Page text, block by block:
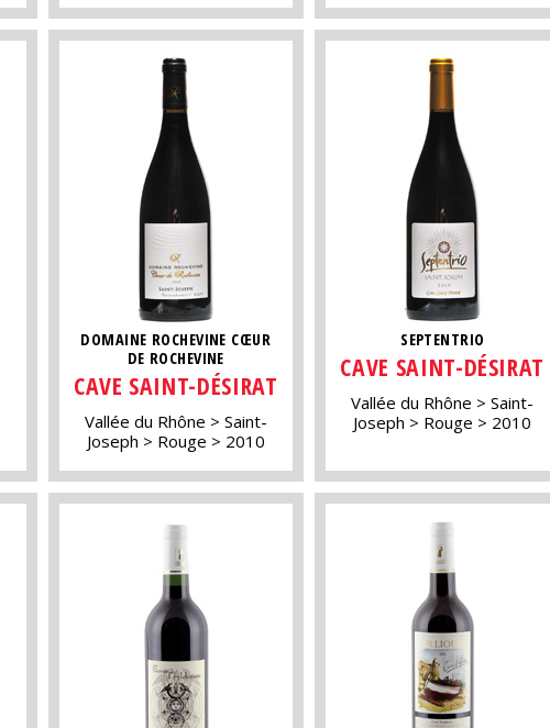
DOMAINE ROCHEVINE CŒUR
DE ROCHEVINE
CAVE SAINT-DÉSIRAT
Vallée du Rhône
Saint-
Joseph
Rouge 2010
SEPTENTRIO
CAVE SAINT-DÉSIRAT
Vallée du Rhône
Saint-
Joseph
Rouge 2010